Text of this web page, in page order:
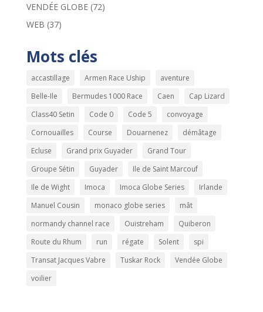
VENDÉE GLOBE(72)
WEB (37)
Mots clés
accastillage Armen Race Uship
aventure
Belle-Ile
Bermudes 1000 Race Caen
Cap Lizard
Class40 Setin
Code 0 Code 5
convoyage
Cornouailles
Course Douarnenez
démâtage
Ecluse
Grand prix Guyader
Grand Tour
Groupe Sétin
Guyader
Ile de Saint Marcouf
Ile de Wight
Imoca Imoca Globe Series
Irlande
Manuel Cousin
monaco globe series
mât
normandy channel race
Ouistreham
Quiberon
Route du Rhum
run régate Solent
spi
Transat Jacques Vabre
Tuskar Rock
Vendée Globe
voilier